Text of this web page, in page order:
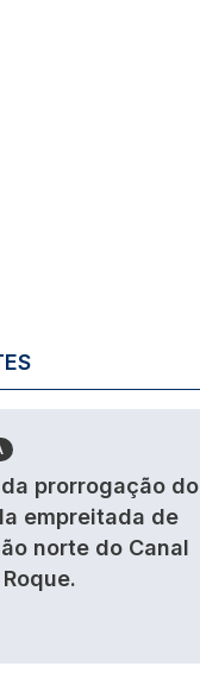
prorrogação do
empreitada de
norte do Canal